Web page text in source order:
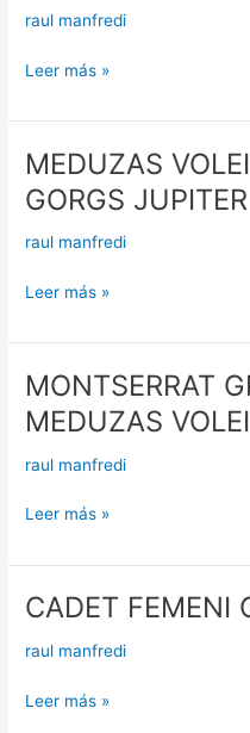
raul manfredi
CF
MONTSERRAT
CF
Leer más »
MEDUZAS
GORGS
raul manfredi
MEDUZAS
VOLEI
RUBI
CF
IES
JUPITER
Leer más »
MONTSERRAT
MEDUZAS
raul manfredi
MONTSERRAT
GROC
CF
/
VOLEI
CF
Leer más »
CADET FEMENI
raul manfredi
CADET
GRUP
Leer más »